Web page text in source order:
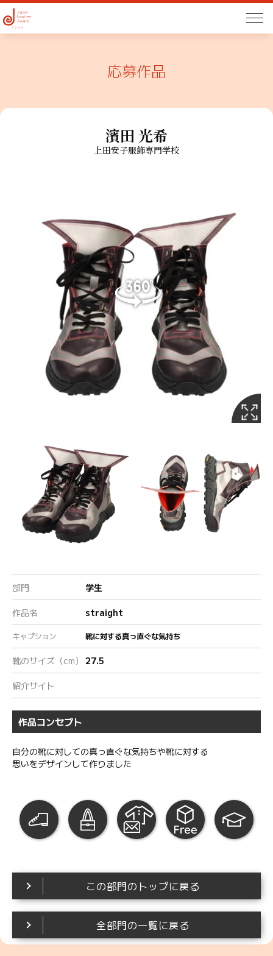
応募作品
濱田 光希
上田安子服飾専門学校
部門 学生
作品名 straight
キャプション 靴に対する真っ直ぐな気持ち
靴のサイズ（cm） 27.5
紹介サイト
作品コンセプト
自分の靴に対しての真っ直ぐな気持ちや靴に対する
思いをデザインして作りました
この部門のトップに戻る
全部門の一覧に戻る